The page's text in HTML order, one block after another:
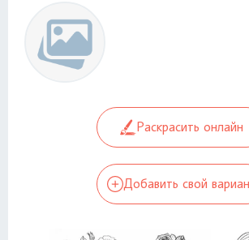
Раскрасить онлайн
Добавить свой